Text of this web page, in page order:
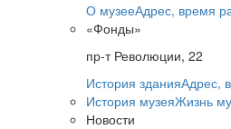
О музееАдрес, время
«Фонды»
пр-т Революции, 22
История зданияАдрес,
История музеяЖизнь
Новости